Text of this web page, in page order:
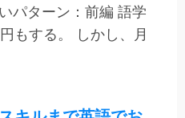
パターン：前編 語学
もする。 しかし、月